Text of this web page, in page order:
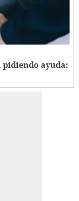
pidiendo ayuda: